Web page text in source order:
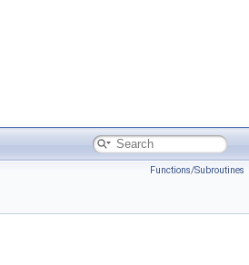
Functions/Subroutines